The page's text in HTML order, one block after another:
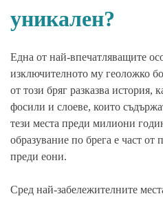
уникален?
Една от най-впечатляващите
изключителното му геоложко
от този бряг разказва история,
фосили и слоеве, които
тези места преди милиони
образувание по брега е част от
преди еони.
Сред най-забележителните